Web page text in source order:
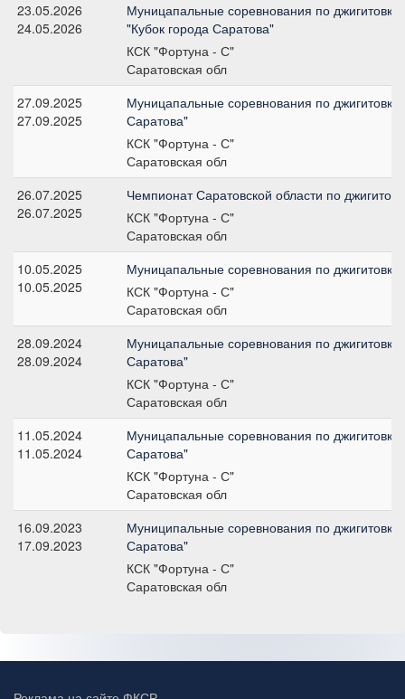
23.05.2026
24.05.2026
Муницапальные соревнования по джигитовке
"Кубок города Саратова"
КСК "Фортуна - С"
Саратовская обл
27.09.2025
27.09.2025
Муницапальные соревнования по джигитовке
Саратова"
КСК "Фортуна - С"
Саратовская обл
26.07.2025
26.07.2025
Чемпионат Саратовской области по
КСК "Фортуна - С"
Саратовская обл
10.05.2025
10.05.2025
Муницапальные соревнования по
КСК "Фортуна - С"
Саратовская обл
28.09.2024
28.09.2024
Муницапальные соревнования по джигитовке
Саратова"
КСК "Фортуна - С"
Саратовская обл
11.05.2024
11.05.2024
Муницапальные соревнования по джигитовке
Саратова"
КСК "Фортуна - С"
Саратовская обл
16.09.2023
17.09.2023
Муниципальные соревнования по джигитовке
Саратова"
КСК "Фортуна - С"
Саратовская обл